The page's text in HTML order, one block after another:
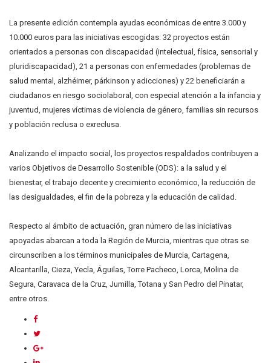
La presente edición contempla ayudas económicas de entre 3.000 y
10.000 euros para las iniciativas escogidas: 32 proyectos están
orientados a personas con discapacidad (intelectual, física, sensorial y
pluridiscapacidad), 21 a personas con enfermedades (problemas de
salud mental, alzhéimer, párkinson y adicciones) y 22 beneficiarán a
ciudadanos en riesgo sociolaboral, con especial atención a la infancia y
juventud, mujeres víctimas de violencia de género, familias sin recursos
y población reclusa o exreclusa.
Analizando el impacto social, los proyectos respaldados contribuyen a
varios Objetivos de Desarrollo Sostenible (ODS): a la salud y el
bienestar, el trabajo decente y crecimiento económico, la reducción de
las desigualdades, el fin de la pobreza y la educación de calidad.
Respecto al ámbito de actuación, gran número de las iniciativas
apoyadas abarcan a toda la Región de Murcia, mientras que otras se
circunscriben a los términos municipales de Murcia, Cartagena,
Alcantarilla, Cieza, Yecla, Águilas, Torre Pacheco, Lorca, Molina de
Segura, Caravaca de la Cruz, Jumilla, Totana y San Pedro del Pinatar,
entre otros.